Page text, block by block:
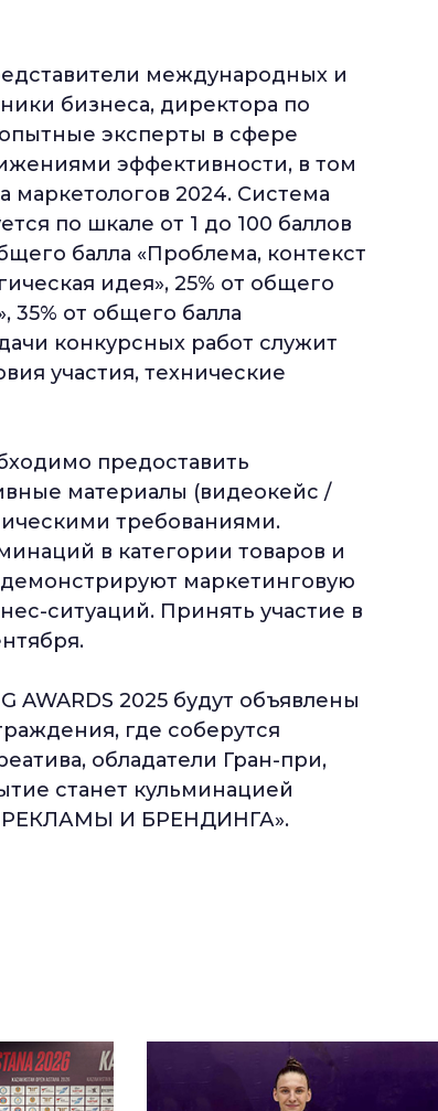
международных и
бизнеса, директора по
эксперты в сфере
эффективности, в том
маркетологов 2024. Система
по шкале от 1 до 100 баллов
балла «Проблема, контекст
идея», 25% от общего
от общего балла
конкурсных работ служит
участия, технические
предоставить
материалы (видеокейс /
требованиями.
в категории товаров и
маркетинговую
ситуаций. Принять участие в
AWARDS 2025 будут объявлены
где соберутся
обладатели Гран-при,
станет кульминацией
И БРЕНДИНГА».